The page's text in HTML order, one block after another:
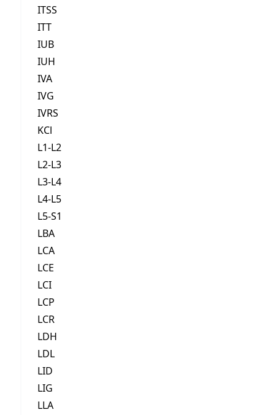
ITSS
ITT
IUB
IUH
IVA
IVG
IVRS
KCl
L1-L2
L2-L3
L3-L4
L4-L5
L5-S1
LBA
LCA
LCE
LCI
LCP
LCR
LDH
LDL
LID
LIG
LLA